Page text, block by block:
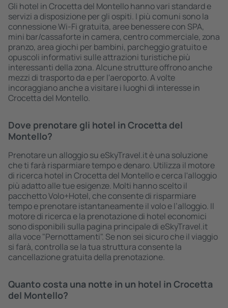
Gli hotel in Crocetta del Montello hanno vari standard e
servizi a disposizione per gli ospiti. I più comuni sono la
connessione Wi-Fi gratuita, aree benessere con SPA,
mini bar/cassaforte in camera, centro commerciale, zona
pranzo, area giochi per bambini, parcheggio gratuito e
opuscoli informativi sulle attrazioni turistiche più
interessanti della zona. Alcune strutture offrono anche
mezzi di trasporto da e per l'aeroporto. A volte
incoraggiano anche a visitare i luoghi di interesse in
Crocetta del Montello.
Dove prenotare gli hotel in Crocetta del
Montello?
Prenotare un alloggio su eSkyTravel.it è una soluzione
che ti farà risparmiare tempo e denaro. Utilizza il motore
di ricerca hotel in Crocetta del Montello e cerca l'alloggio
più adatto alle tue esigenze. Molti hanno scelto il
pacchetto Volo+Hotel, che consente di risparmiare
tempo e prenotare istantaneamente il volo e l’alloggio. Il
motore di ricerca e la prenotazione di hotel economici
sono disponibili sulla pagina principale di eSkyTravel.it
alla voce "Pernottamenti". Se non sei sicuro che il viaggio
si farà, controlla se la tua struttura consente la
cancellazione gratuita della prenotazione.
Quanto costa una notte in un hotel in Crocetta
del Montello?